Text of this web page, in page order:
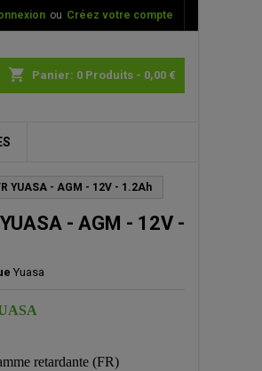
ou Créez votre compte
shopping_cart Panier: 0 Produits - 0,00 €
YUASA - AGM - 12V - 1.2Ah
- AGM - 12V -
Yuasa
retardante (FR)